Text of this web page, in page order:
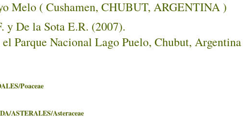
Melo ( Cushamen, CHUBUT, ARGENTINA )
y De la Sota E.R. (2007).
Parque Nacional Lago Puelo, Chubut, Argentina
Poaceae
ASTERALES/Asteraceae